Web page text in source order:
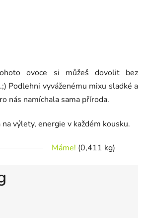
ovoce si můžeš dovolit bez
Podlehni vyváženému mixu sladké a
nás namíchala sama příroda.
na výlety, energie v každém kousku.
Máme! (0,411 kg)